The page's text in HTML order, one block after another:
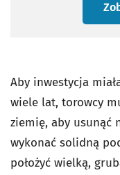
Aby inwestycja
wiele lat, torowcy
ziemię, aby usunąć
wykonać solidną
położyć wielką,